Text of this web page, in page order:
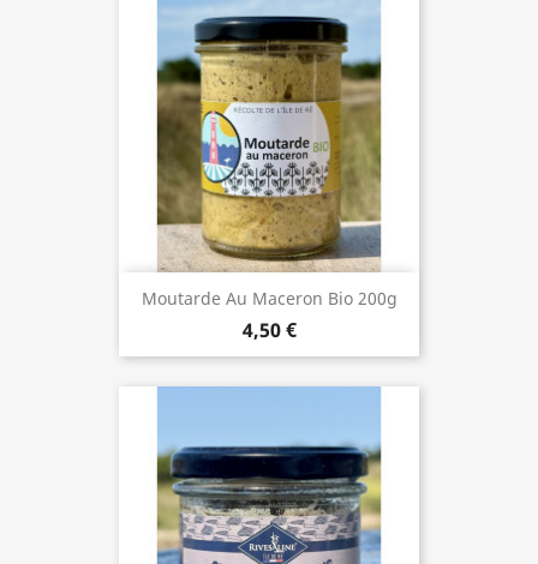
Moutarde Au Maceron Bio 200g
4,50 €